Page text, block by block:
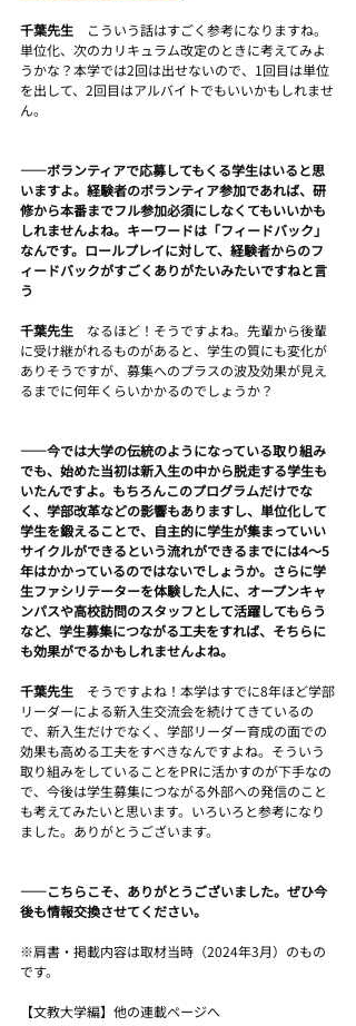
千葉先生
こういう話はすごく参考になりますね。
単位化、次のカリキュラム改定のときに考えてみよ
うかな？本学では2回は出せないので、1回目は単位
を出して、2回目はアルバイトでもいいかもしれませ
ん。
――ボランティアで応募してもくる学生はいると思
いますよ。経験者のボランティア参加であれば、研
修から本番までフル参加必須にしなくてもいいかも
しれませんよね。キーワードは「フィードバック」
なんです。ロールプレイに対して、経験者からのフ
ィードバックがすごくありがたいみたいですねと言
う
千葉先生 なるほど！そうですよね。先輩から後輩
に受け継がれるものがあると、学生の質にも変化が
ありそうですが、募集へのプラスの波及効果が見え
るまでに何年くらいかかるのでしょうか？
――今では大学の伝統のようになっている取り組み
でも、始めた当初は新入生の中から脱走する学生も
いたんですよ。もちろんこのプログラムだけでな
く、学部改革などの影響もありますし、単位化して
学生を鍛えることで、自主的に学生が集まっていい
サイクルができるという流れができるまでには4～5
年はかかっているのではないでしょうか。さらに学
生ファシリテーターを体験した人に、オープンキャ
ンパスや高校訪問のスタッフとして活躍してもらう
など、学生募集につながる工夫をすれば、そちらに
も効果がでるかもしれませんよね。
千葉先生 そうですよね！本学はすでに8年ほど学部
リーダーによる新入生交流会を続けてきているの
で、新入生だけでなく、学部リーダー育成の面での
効果も高める工夫をすべきなんですよね。そういう
取り組みをしていることをPRに活かすのが下手なの
で、今後は学生募集につながる外部への発信のこと
も考えてみたいと思います。いろいろと参考になり
ました。ありがとうございます。
――こちらこそ、ありがとうございました。ぜひ今
後も情報交換させてください。
※肩書・掲載内容は取材当時（2024年3月）のもの
です。
【文教大学編】他の連載ページへ